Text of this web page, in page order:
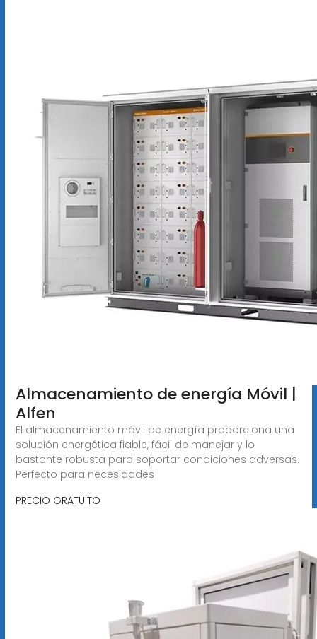
Almacenamiento de energía Móvil |
Alfen
El almacenamiento móvil de energía proporciona una
solución energética fiable, fácil de manejar y lo
bastante robusta para soportar condiciones adversas.
Perfecto para necesidades
PRECIO GRATUITO